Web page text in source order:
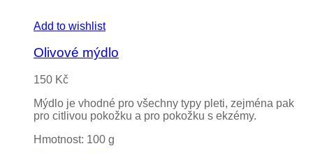
Add to wishlist
Olivové mýdlo
150 Kč
Mýdlo je vhodné pro všechny typy pleti, zejména pak
pro citlivou pokožku a pro pokožku s ekzémy.
Hmotnost: 100 g